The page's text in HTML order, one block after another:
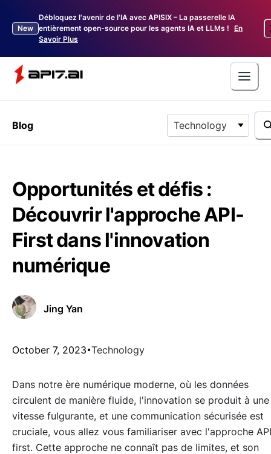
New
Débloquez l'avenir de l'IA avec APISIX – La passerelle IA
entièrement open-source pour les agents IA et LLMs ! En
Savoir Plus
Blog Technology
Opportunités et défis :
Découvrir l'approche API-
First dans l'innovation
numérique
Jing Yan
October 7, 2023 Technology
Dans notre ère numérique moderne, où les données
circulent de manière fluide, l'innovation se produit à une
vitesse fulgurante, et une communication sécurisée est
cruciale, vous allez vous familiariser avec l'approche
first. Cette approche ne connaît pas de limites, et son